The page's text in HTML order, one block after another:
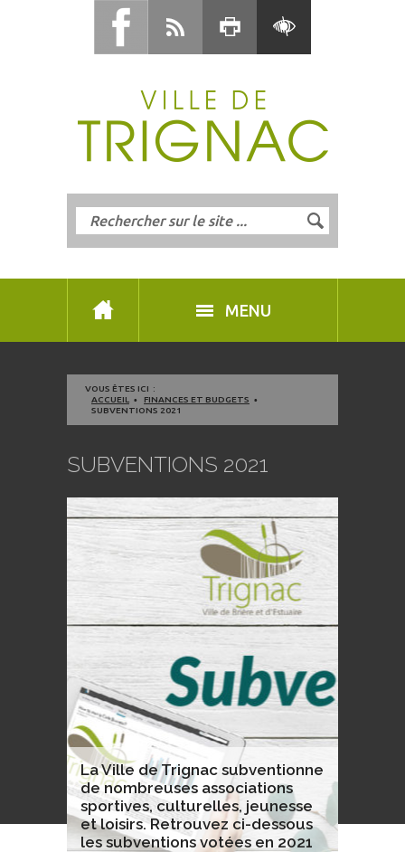
MENU
VOUS ÊTES ICI :
ACCUEIL
FINANCES ET BUDGETS
SUBVENTIONS 2021
SUBVENTIONS 2021
La Ville de Trignac subventionne
de nombreuses associations
sportives, culturelles, jeunesse
et loisirs. Retrouvez ci-dessous
les subventions votées en 2021